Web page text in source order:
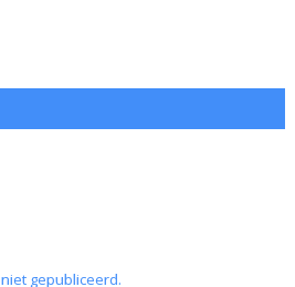
gepubliceerd.